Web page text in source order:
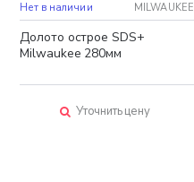
Нет в наличии MILWAUKEE
Долото острое SDS+
Milwaukee 280мм
Уточнить цену